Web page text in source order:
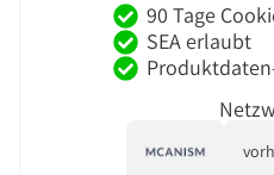
90 Tage
SEA erlaubt